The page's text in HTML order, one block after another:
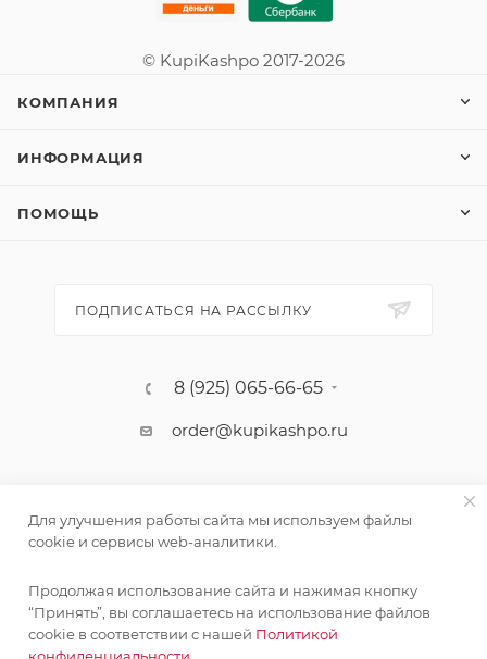
© KupiKashpo 2017-2026
КОМПАНИЯ
ИНФОРМАЦИЯ
ПОМОЩЬ
ПОДПИСАТЬСЯ НА РАССЫЛКУ
8 (925) 065-66-65
order@kupikashpo.ru
©КупиКашпо 2017-2026
Для улучшения работы сайта мы используем файлы
cookie и сервисы web-аналитики.
Продолжая использование сайта и нажимая кнопку
“Принять”, вы соглашаетесь на использование файлов
cookie в соответствии с нашей Политикой